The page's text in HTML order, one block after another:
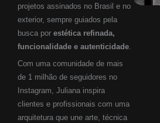
projetos assinados no Brasil e no
exterior, sempre guiados pela
busca por estética refinada,
funcionalidade e autenticidade
Com uma comunidade de mais
de 1 milhão de seguidores no
Instagram, Juliana inspira
clientes e profissionais com uma
arquitetura que une arte, técnica